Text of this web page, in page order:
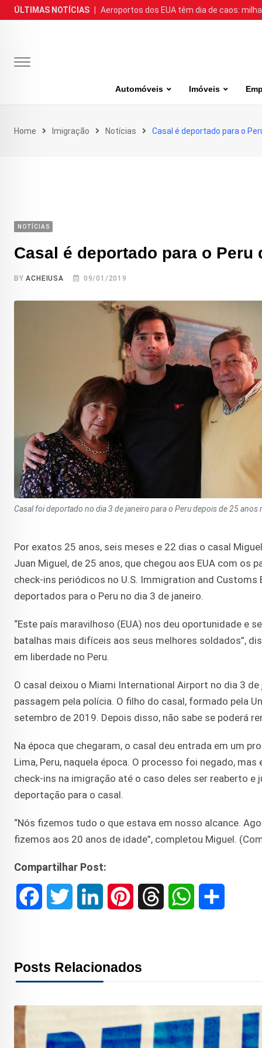
Skip
to
ÚLTIMAS NOTÍCIAS Aeroportos dos EUA têm dia de caos:
Automóveis Imóveis
Home Imigração Notícias Casal é deportado para o
NOTÍCIAS
Casal é deportado para o
BYACHEIUSA 09/01/2019
Casal foi deportado no dia 3 de janeiro para o Peru depois de 25 anos
Por exatos 25 anos, seis meses e 22 dias o casal
Juan Miguel, de 25 anos, que chegou aos EUA com
check-ins periódicos no U.S. Immigration and
deportados para o Peru no dia 3 de janeiro.
“Este país maravilhoso (EUA) nos deu oportunidade e
batalhas mais difíceis aos seus melhores soldados”,
em liberdade no Peru.
O casal deixou o Miami International Airport no dia 3
passagem pela polícia. O filho do casal, formado pela
setembro de 2019. Depois disso, não sabe se poderá
Na época que chegaram, o casal deu entrada em um
Lima, Peru, naquela época. O processo foi negado,
check-ins na imigração até o caso deles ser reaberto
deportação para o casal.
“Nós fizemos tudo o que estava em nosso alcance.
fizemos aos 20 anos de idade”, completou Miguel.
Compartilhar Post:
e t k
d
t
r d
Posts Relacionados